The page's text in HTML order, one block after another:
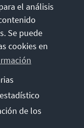
de imprenta
el análisis
Se puede
cookies en
de los